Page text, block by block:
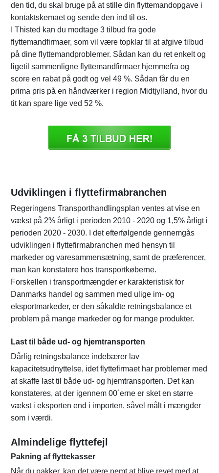
den tid, du skal bruge på at stille din flyttemandopgave i
kontaktskemaet og sende den ind til os.
I Thisted kan du modtage 3 tilbud fra gode
flyttemandfirmaer, som vil være topklar til at afgive tilbud
på dine flyttemandproblemer. Sådan kan du ret enkelt og
ligetil sammenligne flyttemandfirmaer hjemmefra og
score en rabat på godt og vel 49 %. Sådan får du en
prima pris på en håndværker i region Midtjylland, hvor du
tit kan spare lige ved 52 %.
Udviklingen i flyttefirmabranchen
Regeringens Transporthandlingsplan ventes at vise en
vækst på 2% årligt i perioden 2010 - 2020 og 1,5% årligt i
perioden 2020 - 2030. I det efterfølgende gennemgås
udviklingen i flyttefirmabranchen med hensyn til
markeder og varesammensætning, samt de præferencer,
man kan konstatere hos transportkøberne.
Forskellen i transportmængder er karakteristisk for
Danmarks handel og sammen med ulige im- og
eksportmarkeder, er den såkaldte retningsbalance et
problem på mange markeder og for mange produkter.
Last til både ud- og hjemtransporten
Dårlig retningsbalance indebærer lav
kapacitetsudnyttelse, idet flyttefirmaet har problemer med
at skaffe last til både ud- og hjemtransporten. Det kan
konstateres, at der igennem 00´erne er sket en større
vækst i eksporten end i importen, såvel målt i mængder
som i værdi.
Almindelige flyttefejl
Pakning af flyttekasser